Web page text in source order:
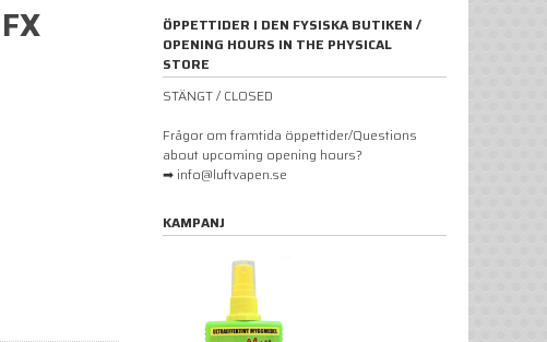
ÖPPETTIDER I DEN FYSISKA BUTIKEN /
OPENING HOURS IN THE PHYSICAL
STORE
STÄNGT / CLOSED
Frågor om framtida öppettider/Questions
about upcoming opening hours?
➡ info@luftvapen.se
KAMPANJ